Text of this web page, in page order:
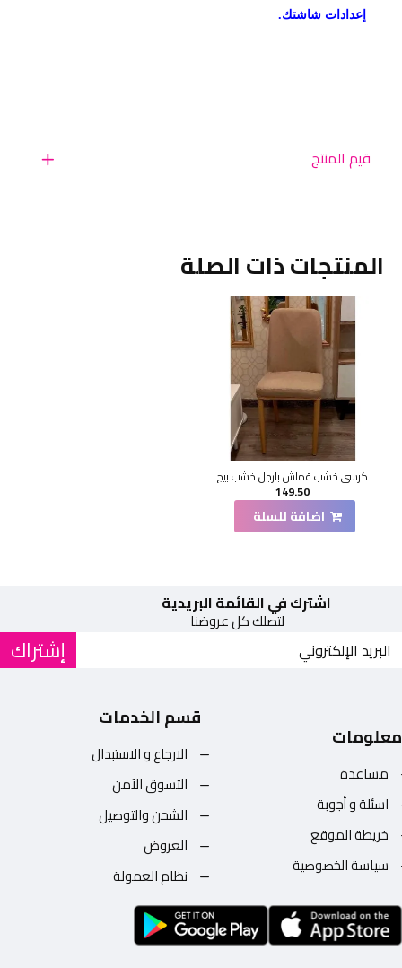
إعدادات شاشتك.
قيم المنتج
المنتجات ذات الصلة
كرسي خشب قماش بارجل خشب بيج
149.50
اضافة للسلة
اشترك في القائمة البريدية
لتصلك كل عروضنا
إشتراك
معلومات
مساعدة
اسئلة و أجوبة
خريطة الموقع
سياسة الخصوصية
قسم الخدمات
الارجاع و الاستبدال
التسوق الآمن
الشحن والتوصيل
العروض
نظام العمولة